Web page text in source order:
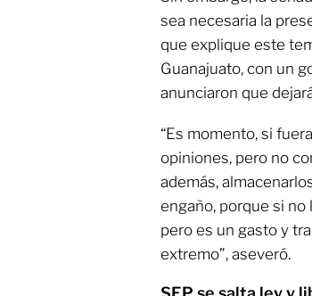
sea necesaria la
que explique este
Guanajuato, con un
anunciaron que
“Es momento, si
opiniones, pero no
además,
engaño, porque si no
pero es un gasto y
extremo”, aseveró.